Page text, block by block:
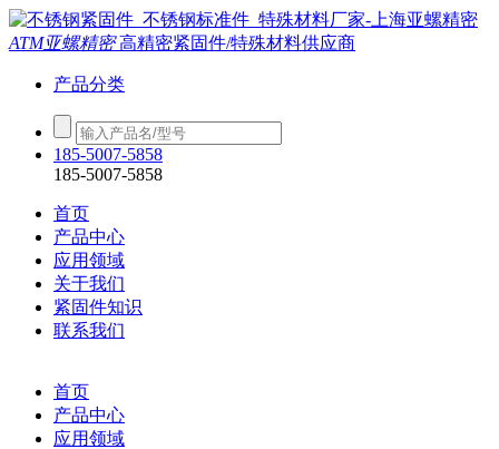
ATM亚螺精密高精密紧固件/特殊材料供应商
产品分类
185-5007-5858
185-5007-5858
首页
产品中心
应用领域
关于我们
紧固件知识
联系我们
首页
产品中心
应用领域